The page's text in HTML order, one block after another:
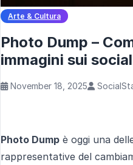
Arte & Cultura
Photo Dump –
immagini sui social
November 18, 2025
Photo Dump è oggi una
rappresentative del